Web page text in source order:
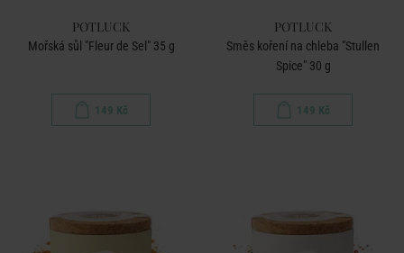
POTLUCK
Mořská sůl "Fleur de Sel" 35 g
149 Kč
POTLUCK
Směs koření na chleba "Stullen
Spice" 30 g
149 Kč